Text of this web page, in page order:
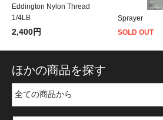
Eddington Nylon Thread
1/4LB
2,400円
Sprayer
SOLD OUT
ほかの商品を探す